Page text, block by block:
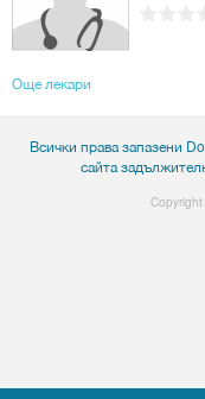
Още лекари
Всички права запазени
сайта